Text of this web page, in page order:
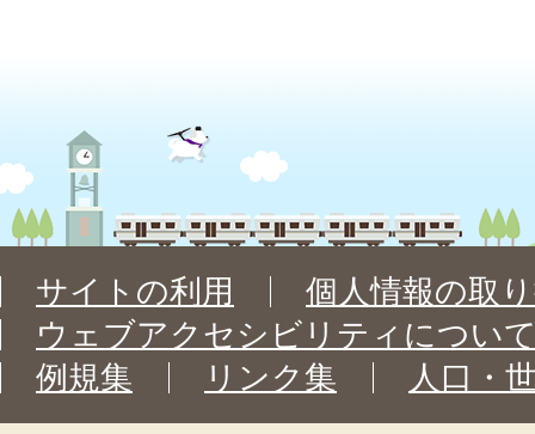
サイトの利用
個人情報の取
ウェブアクセシビリティについ
例規集
リンク集 人口・